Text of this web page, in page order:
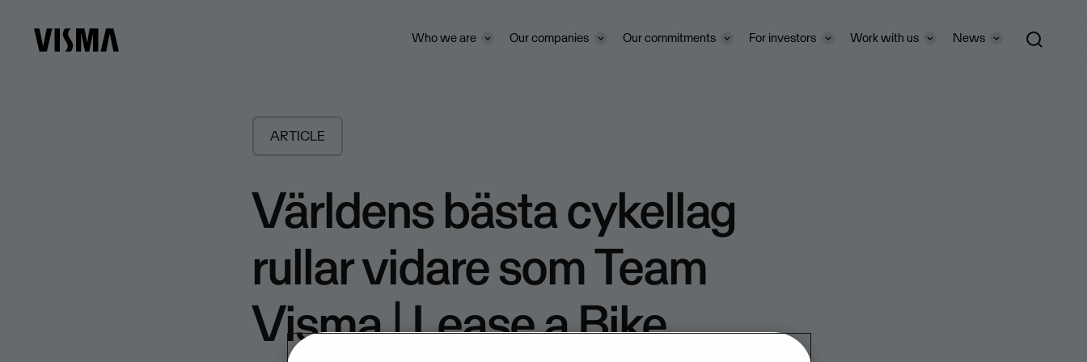
Who we are Our companies Our commitments For investors Work with us News
ARTICLE
Världens bästa cykellag
rullar vidare som Team
Visma | Lease a Bike